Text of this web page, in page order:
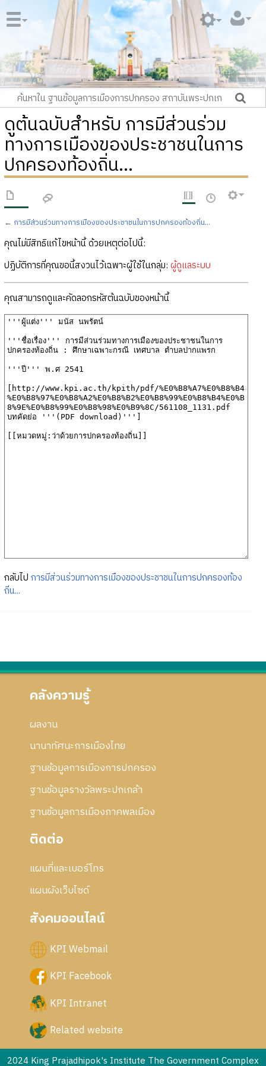
ดูต้นฉบับสำหรับ การมีส่วนร่วม
ทางการเมืองของประชาชนในการ
ปกครองท้องถิ่น...
← การมีส่วนร่วมทางการเมืองของประชาชนในการปกครองท้องถิ่น...
คุณไม่มีสิทธิแก้ไขหน้านี้ ด้วยเหตุต่อไปนี้:
ปฏิบัติการที่คุณขอนี้สงวนไว้เฉพาะผู้ใช้ในกลุ่ม: ผู้ดูแลระบบ
คุณสามารถดูและคัดลอกรหัสต้นฉบับของหน้านี้
กลับไป การมีส่วนร่วมทางการเมืองของประชาชนในการปกครองท้อง
ถิ่น...
คลังความรู้
ผลงาน
นานาทัศนะการเมืองไทย
ฐานข้อมูลการเมืองการปกครอง
ฐานข้อมูลรางวัลพระปกเกล้า
ฐานข้อมูลการเมืองภาคพลเมือง
ติดต่อ
แผนที่และเบอร์โทร
แผนผังเว็บไซด์
สังคมออนไลน์
KPI Webmail
KPI Facebook
KPI Intranet
Related website
2024 King Prajadhipok's Institute The Government Complex